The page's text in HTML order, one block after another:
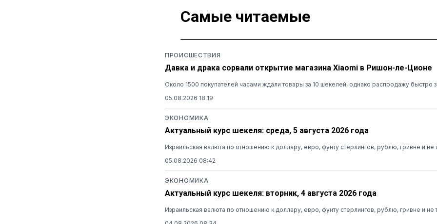
Самые читаемые
ПРОИСШЕСТВИЯ
Давка и драка сорвали открытие магазина Xiaomi в Ришон-ле-Ционе
Около 1500 покупателей часами ждали товары за 10 шекелей, однако распродажу быстро
05.08.2026 18:19
ЭКОНОМИКА
Актуальный курс шекеля: среда, 5 августа 2026 года
Израильская валюта по отношению к доллару, евро, фунту стерлингов, рублю, гривне и не
05.08.2026 08:42
ЭКОНОМИКА
Актуальный курс шекеля: вторник, 4 августа 2026 года
Израильская валюта по отношению к доллару, евро, фунту стерлингов, рублю, гривне и не